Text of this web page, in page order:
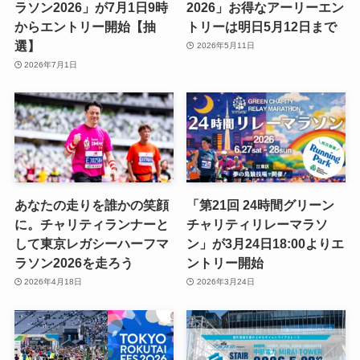
ラソン2026」が7月1日9時
からエントリー開始【抽
選】
2026年7月1日
2026」お得なアーリーエン
トリーは明日5月12日まで
2026年5月11日
あなたの走りを誰かの笑顔
に。チャリティランナーと
して東京レガシーハーフマ
ラソン2026を走ろう
2026年4月18日
「第21回 24時間グリーン
チャリティリレーマラソ
ン」が3月24日18:00よりエ
ントリー開始
2026年3月24日